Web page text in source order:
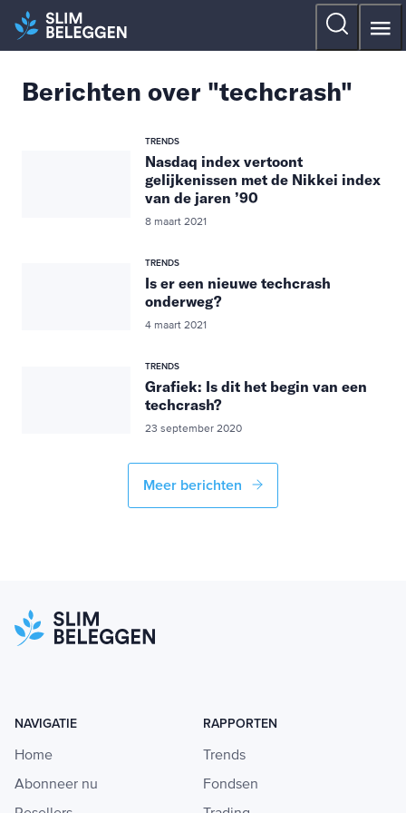
Berichten over "techcrash"
TRENDS
Nasdaq index vertoont
gelijkenissen met de Nikkei index
van de jaren ’90
8 maart 2021
TRENDS
Is er een nieuwe techcrash
onderweg?
4 maart 2021
TRENDS
Grafiek: Is dit het begin van een
techcrash?
23 september 2020
Meer berichten
NAVIGATIE
Home
Abonneer nu
RAPPORTEN
Trends
Fondsen